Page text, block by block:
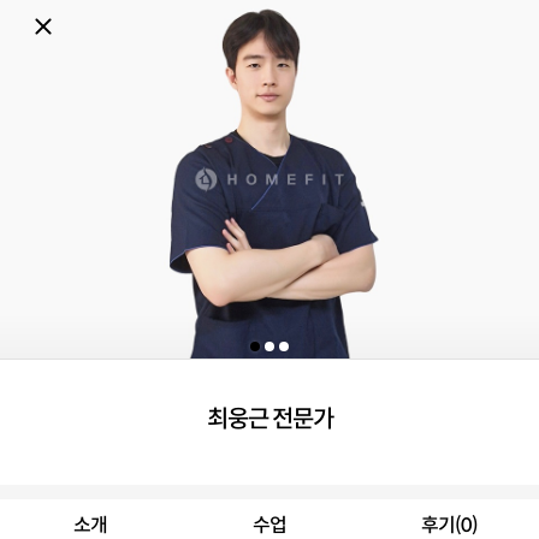
소개 수업 후기(0)
최웅근 전문가